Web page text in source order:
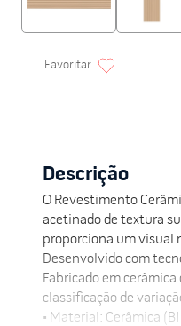
Descrição
O Revestimento
acetinado de textura
proporciona um visual
Desenvolvido com
Fabricado em
classificação de
• Material: Cerâmica